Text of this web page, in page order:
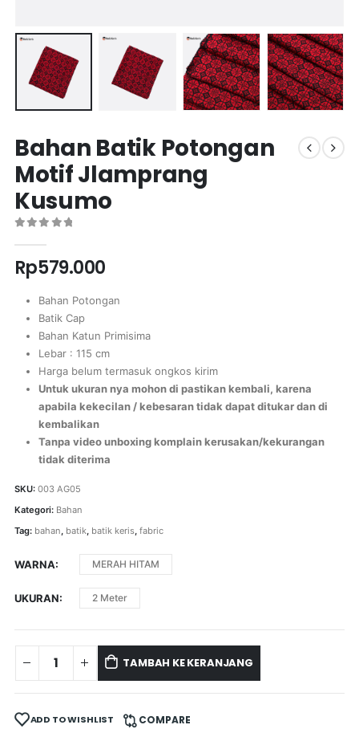
Bahan Batik Potongan
Motif Jlamprang
Kusumo
Rp579.000
Bahan Potongan
Batik Cap
Bahan Katun Primisima
Lebar : 115 cm
Harga belum termasuk ongkos kirim
Untuk ukuran nya mohon di pastikan kembali, karena
apabila kekecilan / kebesaran tidak dapat ditukar dan di
kembalikan
Tanpa video unboxing komplain kerusakan/kekurangan
tidak diterima
SKU: 003 AG05
Kategori: Bahan
Tag: bahan batik, batik keris, fabric
WARNA MERAH HITAM
UKURAN 2 Meter
TAMBAH KE KERANJANG
ADD TO WISHLIST COMPARE